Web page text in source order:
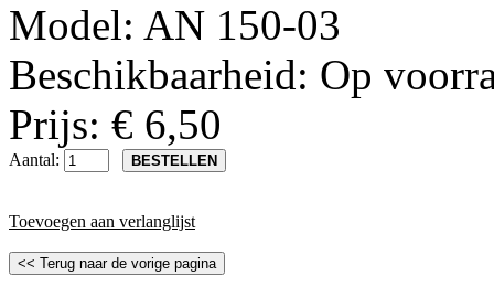
Model: AN 150-03
Beschikbaarheid: Op
Prijs: € 6,50
Aantal:
Toevoegen aan verlanglijst